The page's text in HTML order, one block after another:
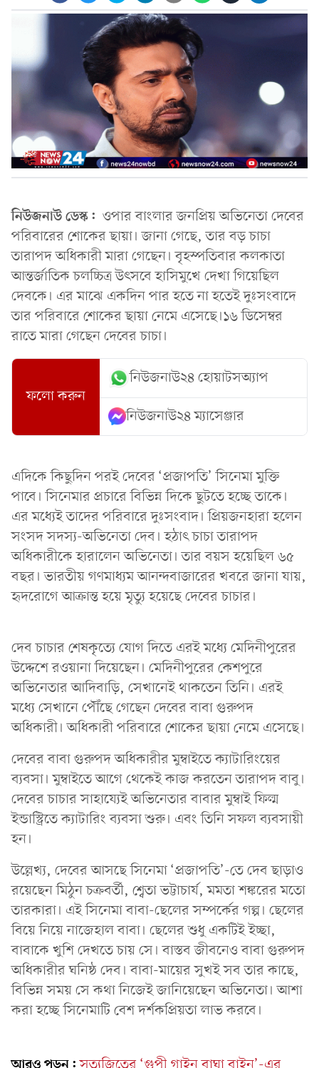
নিউজনাউ ডেস্ক: ওপার বাংলার জনপ্রিয় অভিনেতা দেবের
পরিবারের শোকের ছায়া। জানা গেছে, তার বড় চাচা
তারাপদ অধিকারী মারা গেছেন। বৃহস্পতিবার কলকাতা
আন্তর্জাতিক চলচ্চিত্র উৎসবে হাসিমুখে দেখা গিয়েছিল
দেবকে। এর মাঝে একদিন পার হতে না হতেই দুঃসংবাদে
তার পরিবারে শোকের ছায়া নেমে এসেছে।১৬ ডিসেম্বর
রাতে মারা গেছেন দেবের চাচা।
ফলো করুন
নিউজনাউ২৪ হোয়াটসঅ্যাপ
নিউজনাউ২৪ ম্যাসেঞ্জার
এদিকে কিছুদিন পরই দেবের ‘প্রজাপতি’ সিনেমা মুক্তি
পাবে। সিনেমার প্রচারে বিভিন্ন দিকে ছুটতে হচ্ছে তাকে।
এর মধ্যেই তাদের পরিবারে দুঃসংবাদ। প্রিয়জনহারা হলেন
সংসদ সদস্য-অভিনেতা দেব। হঠাৎ চাচা তারাপদ
অধিকারীকে হারালেন অভিনেতা। তার বয়স হয়েছিল ৬৫
বছর। ভারতীয় গণমাধ্যম আনন্দবাজারের খবরে জানা যায়,
হৃদরোগে আক্রান্ত হয়ে মৃত্যু হয়েছে দেবের চাচার।
দেব চাচার শেষকৃত্যে যোগ দিতে এরই মধ্যে মেদিনীপুরের
উদ্দেশে রওয়ানা দিয়েছেন। মেদিনীপুরের কেশপুরে
অভিনেতার আদিবাড়ি, সেখানেই থাকতেন তিনি। এরই
মধ্যে সেখানে পৌঁছে গেছেন দেবের বাবা গুরুপদ
অধিকারী। অধিকারী পরিবারে শোকের ছায়া নেমে এসেছে।
দেবের বাবা গুরুপদ অধিকারীর মুম্বাইতে ক্যাটারিংয়ের
ব্যবসা। মুম্বাইতে আগে থেকেই কাজ করতেন তারাপদ বাবু।
দেবের চাচার সাহায্যেই অভিনেতার বাবার মুম্বাই ফিল্ম
ইন্ডাস্ট্রিতে ক্যাটারিং ব্যবসা শুরু। এবং তিনি সফল ব্যবসায়ী
হন।
উল্লেখ্য, দেবের আসছে সিনেমা ‘প্রজাপতি’-তে দেব ছাড়াও
রয়েছেন মিঠুন চক্রবর্তী, শ্বেতা ভট্টাচার্য, মমতা শঙ্করের মতো
তারকারা। এই সিনেমা বাবা-ছেলের সম্পর্কের গল্প। ছেলের
বিয়ে নিয়ে নাজেহাল বাবা। ছেলের শুধু একটিই ইচ্ছা,
বাবাকে খুশি দেখতে চায় সে। বাস্তব জীবনেও বাবা গুরুপদ
অধিকারীর ঘনিষ্ঠ দেব। বাবা-মায়ের সুখই সব তার কাছে,
বিভিন্ন সময় সে কথা নিজেই জানিয়েছেন অভিনেতা। আশা
করা হচ্ছে সিনেমাটি বেশ দর্শকপ্রিয়তা লাভ করবে।